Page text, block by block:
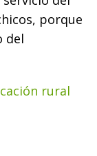
porque
del
rural